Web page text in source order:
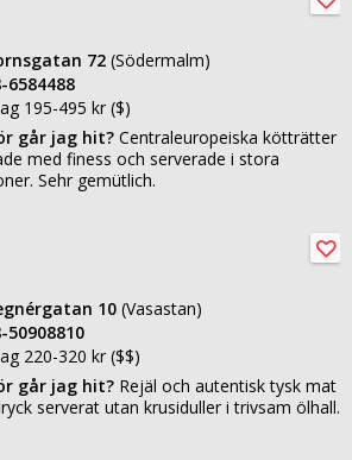
72 (Södermalm)
6584488
195-495 kr ($)
går jag hit? Centraleuropeiska kötträtter
med finess och serverade i stora
Sehr gemütlich.
10 (Vasastan)
50908810
220-320 kr ($$)
går jag hit? Rejäl och autentisk tysk mat
serverat utan krusiduller i trivsam ölhall.